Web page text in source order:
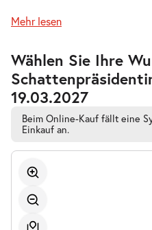
Die
Di. 09.03.2027
19:30 Uhr
Mehr lesen
Wählen Sie Ihre
19.03.2027
Beim Online-Kauf fällt eine
Einkauf an.
Zur
barrierefreien
automatischen